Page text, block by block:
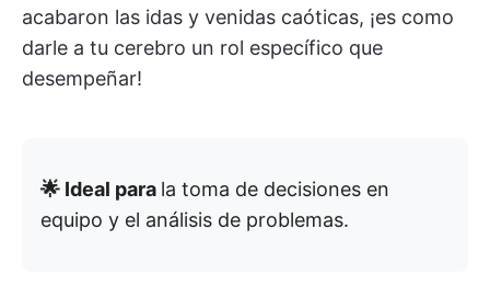
acabaron las idas y venidas caóticas, ¡es como
darle a tu cerebro un rol específico que
desempeñar!
🌟 Ideal para la toma de decisiones en
equipo y el análisis de problemas.